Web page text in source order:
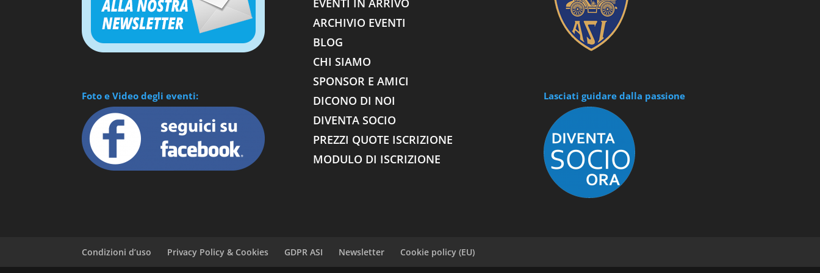
Foto e Video degli eventi:
ARCHIVIO EVENTI
BLOG
CHI SIAMO
SPONSOR E AMICI
DICONO DI NOI
DIVENTA SOCIO
PREZZI QUOTE ISCRIZIONE
MODULO DI ISCRIZIONE
Lasciati guidare dalla passione
Condizioni d’uso Privacy Policy & Cookies GDPR ASI Newsletter Cookie policy (EU)